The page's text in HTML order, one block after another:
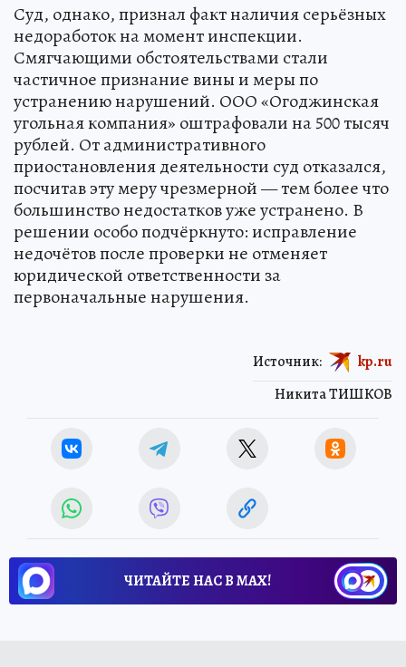
Суд, однако, признал факт наличия серьёзных
недоработок на момент инспекции.
Смягчающими обстоятельствами стали
частичное признание вины и меры по
устранению нарушений. ООО «Огоджинская
угольная компания» оштрафовали на 500 тысяч
рублей. От административного
приостановления деятельности суд отказался,
посчитав эту меру чрезмерной — тем более что
большинство недостатков уже устранено. В
решении особо подчёркнуто: исправление
недочётов после проверки не отменяет
юридической ответственности за
первоначальные нарушения.
Никита ТИШКОВ
Источник: kp.ru
ЧИТАЙТЕ НАС В МАХ!